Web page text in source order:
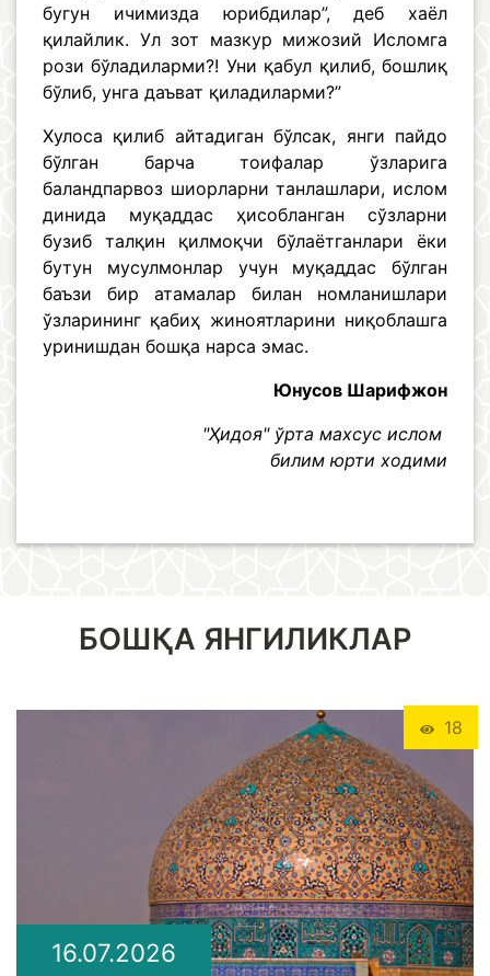
бугун ичимизда юрибдилар”, деб хаёл
қилайлик. Ул зот мазкур мижозий Исломга
рози бўладиларми?! Уни қабул қилиб, бошлиқ
бўлиб, унга даъват қиладиларми?”
Хулоса қилиб айтадиган бўлсак, янги пайдо
бўлган барча тоифалар ўзларига
баландпарвоз шиорларни танлашлари, ислом
динида муқаддас ҳисобланган сўзларни
бузиб талқин қилмоқчи бўлаётганлари ёки
бутун мусулмонлар учун муқаддас бўлган
баъзи бир атамалар билан номланишлари
ўзларининг қабиҳ жиноятларини ниқоблашга
уринишдан бошқа нарса эмас.
Юнусов Шарифжон
"Ҳидоя" ўрта махсус ислом
билим юрти ходими
БОШҚА ЯНГИЛИКЛАР
18
16.07.2026